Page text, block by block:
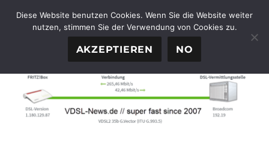
FTTH-News.de
Diese Website benutzen Cookies. Wenn Sie die Website weiter
nutzen, stimmen Sie der Verwendung von Cookies zu.
AKZEPTIEREN NO